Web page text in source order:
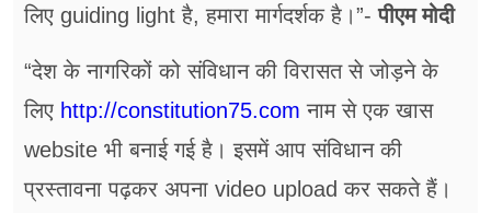
लिए guiding light है, हमारा मार्गदर्शक है।”-पीएम मोदी
“देश के नागरिकों को संविधान की विरासत से जोड़ने के
लिए http://constitution75.com नाम से एक खास
website भी बनाई गई है। इसमें आप संविधान की
प्रस्तावना पढ़कर अपना video upload कर सकते हैं।